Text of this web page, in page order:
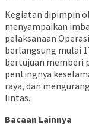
Kegiatan dipimpin
menyampaikan
pelaksanaan
berlangsung mulai
bertujuan memberi
pentingnya
raya, dan
lintas.
Bacaan Lainnya